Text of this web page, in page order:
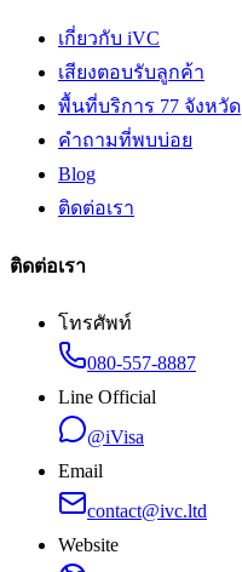
เกี่ยวกับ iVC
เสียงตอบรับลูกค้า
พื้นที่บริการ 77 จังหวัด
คำถามที่พบบ่อย
Blog
ติดต่อเรา
ติดต่อเรา
โทรศัพท์
080-557-8887
Line Official
@iVisa
Email
contact@ivc.ltd
Website